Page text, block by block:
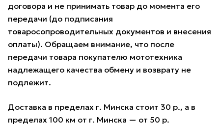
договора и не принимать товар до момента его
передачи (до подписания
товаросопроводительных документов и внесения
оплаты). Обращаем внимание, что после
передачи товара покупателю мототехника
надлежащего качества обмену и возврату не
подлежит.
Доставка в пределах г. Минска стоит 30 р., а в
пределах 100 км от г. Минска — от 50 р.